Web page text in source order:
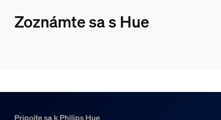
Zoznámte sa s Hue
Pripojte sa k Philips Hue